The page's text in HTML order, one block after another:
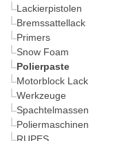
Lackierpistolen
Bremssattellack
Primers
Snow Foam
Polierpaste
Motorblock Lack
Werkzeuge
Spachtelmassen
Poliermaschinen